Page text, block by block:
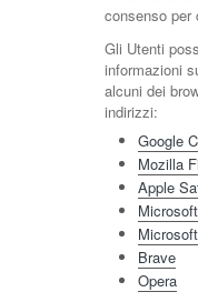
consenso per
Gli Utenti
informazioni
alcuni dei
indirizzi:
Google
Mozilla
Apple
Brave
Opera